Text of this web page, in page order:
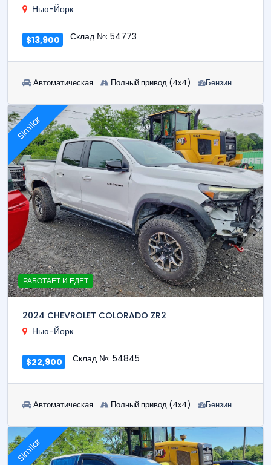
Нью-Йорк
$13,900 Склад №: 54773
Автоматическая Полный привод (4x4) Бензин
Similar
РАБОТАЕТ И ЕДЕТ
2024 CHEVROLET COLORADO ZR2
Нью-Йорк
$22,900 Склад №: 54845
Автоматическая Полный привод (4x4) Бензин
Similar